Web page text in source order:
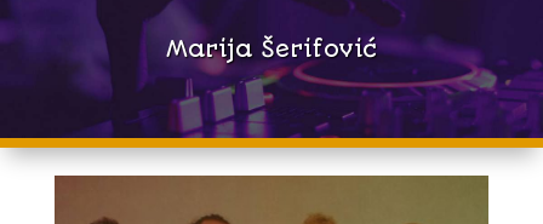
Marija Šerifović